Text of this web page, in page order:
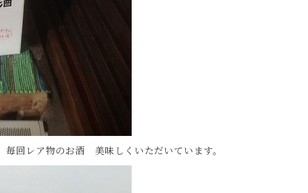
回レア物のお酒 美味しくいただいています。